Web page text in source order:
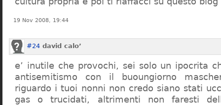
19 Nov 2008, 19:44
#24 david calo’
e’ inutile che provochi, sei solo un ipocrita
antisemitismo con il buoungiorno
riguardo i tuoi nonni non credo siano stati
gas o trucidati, altrimenti non faresti